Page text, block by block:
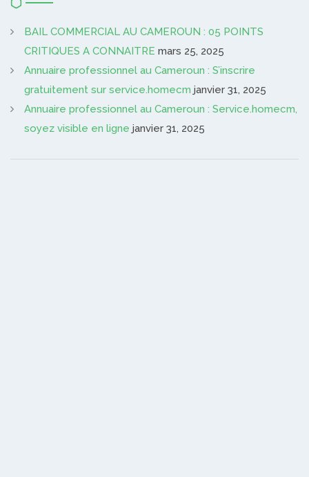
BAIL COMMERCIAL AU CAMEROUN : 05 POINTS
CRITIQUES A CONNAITRE mars 25, 2025
Annuaire professionnel au Cameroun : S’inscrire
gratuitement sur service.homecm janvier 31, 2025
Annuaire professionnel au Cameroun : Service.homecm,
soyez visible en ligne janvier 31, 2025